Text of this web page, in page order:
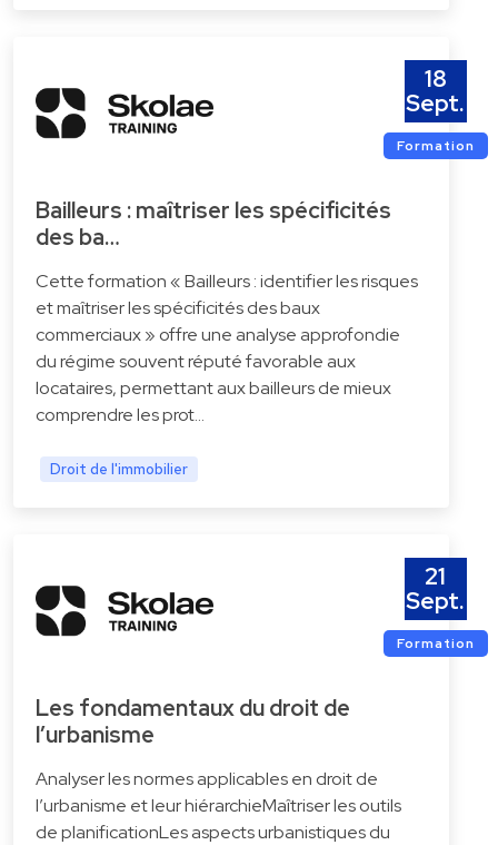
18
Sept.
Formation
Bailleurs : maîtriser les spécificités
des ba…
Cette formation « Bailleurs : identifier les risques
et maîtriser les spécificités des baux
commerciaux » offre une analyse approfondie
du régime souvent réputé favorable aux
locataires, permettant aux bailleurs de mieux
comprendre les prot…
Droit de l'immobilier
21
Sept.
Formation
Les fondamentaux du droit de
l’urbanisme
Analyser les normes applicables en droit de
l’urbanisme et leur hiérarchieMaîtriser les outils
de planificationLes aspects urbanistiques du